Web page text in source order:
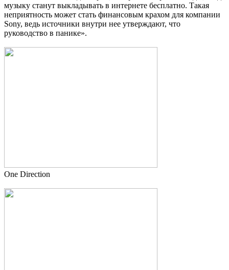
музыку станут выкладывать в интернете бесплатно. Такая
неприятность может стать финансовым крахом для компании
Sony, ведь источники внутри нее утверждают, что
руководство в панике».
One Direction